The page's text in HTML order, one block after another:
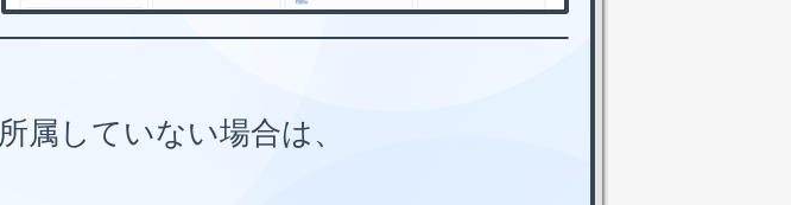
所属していない場合は、